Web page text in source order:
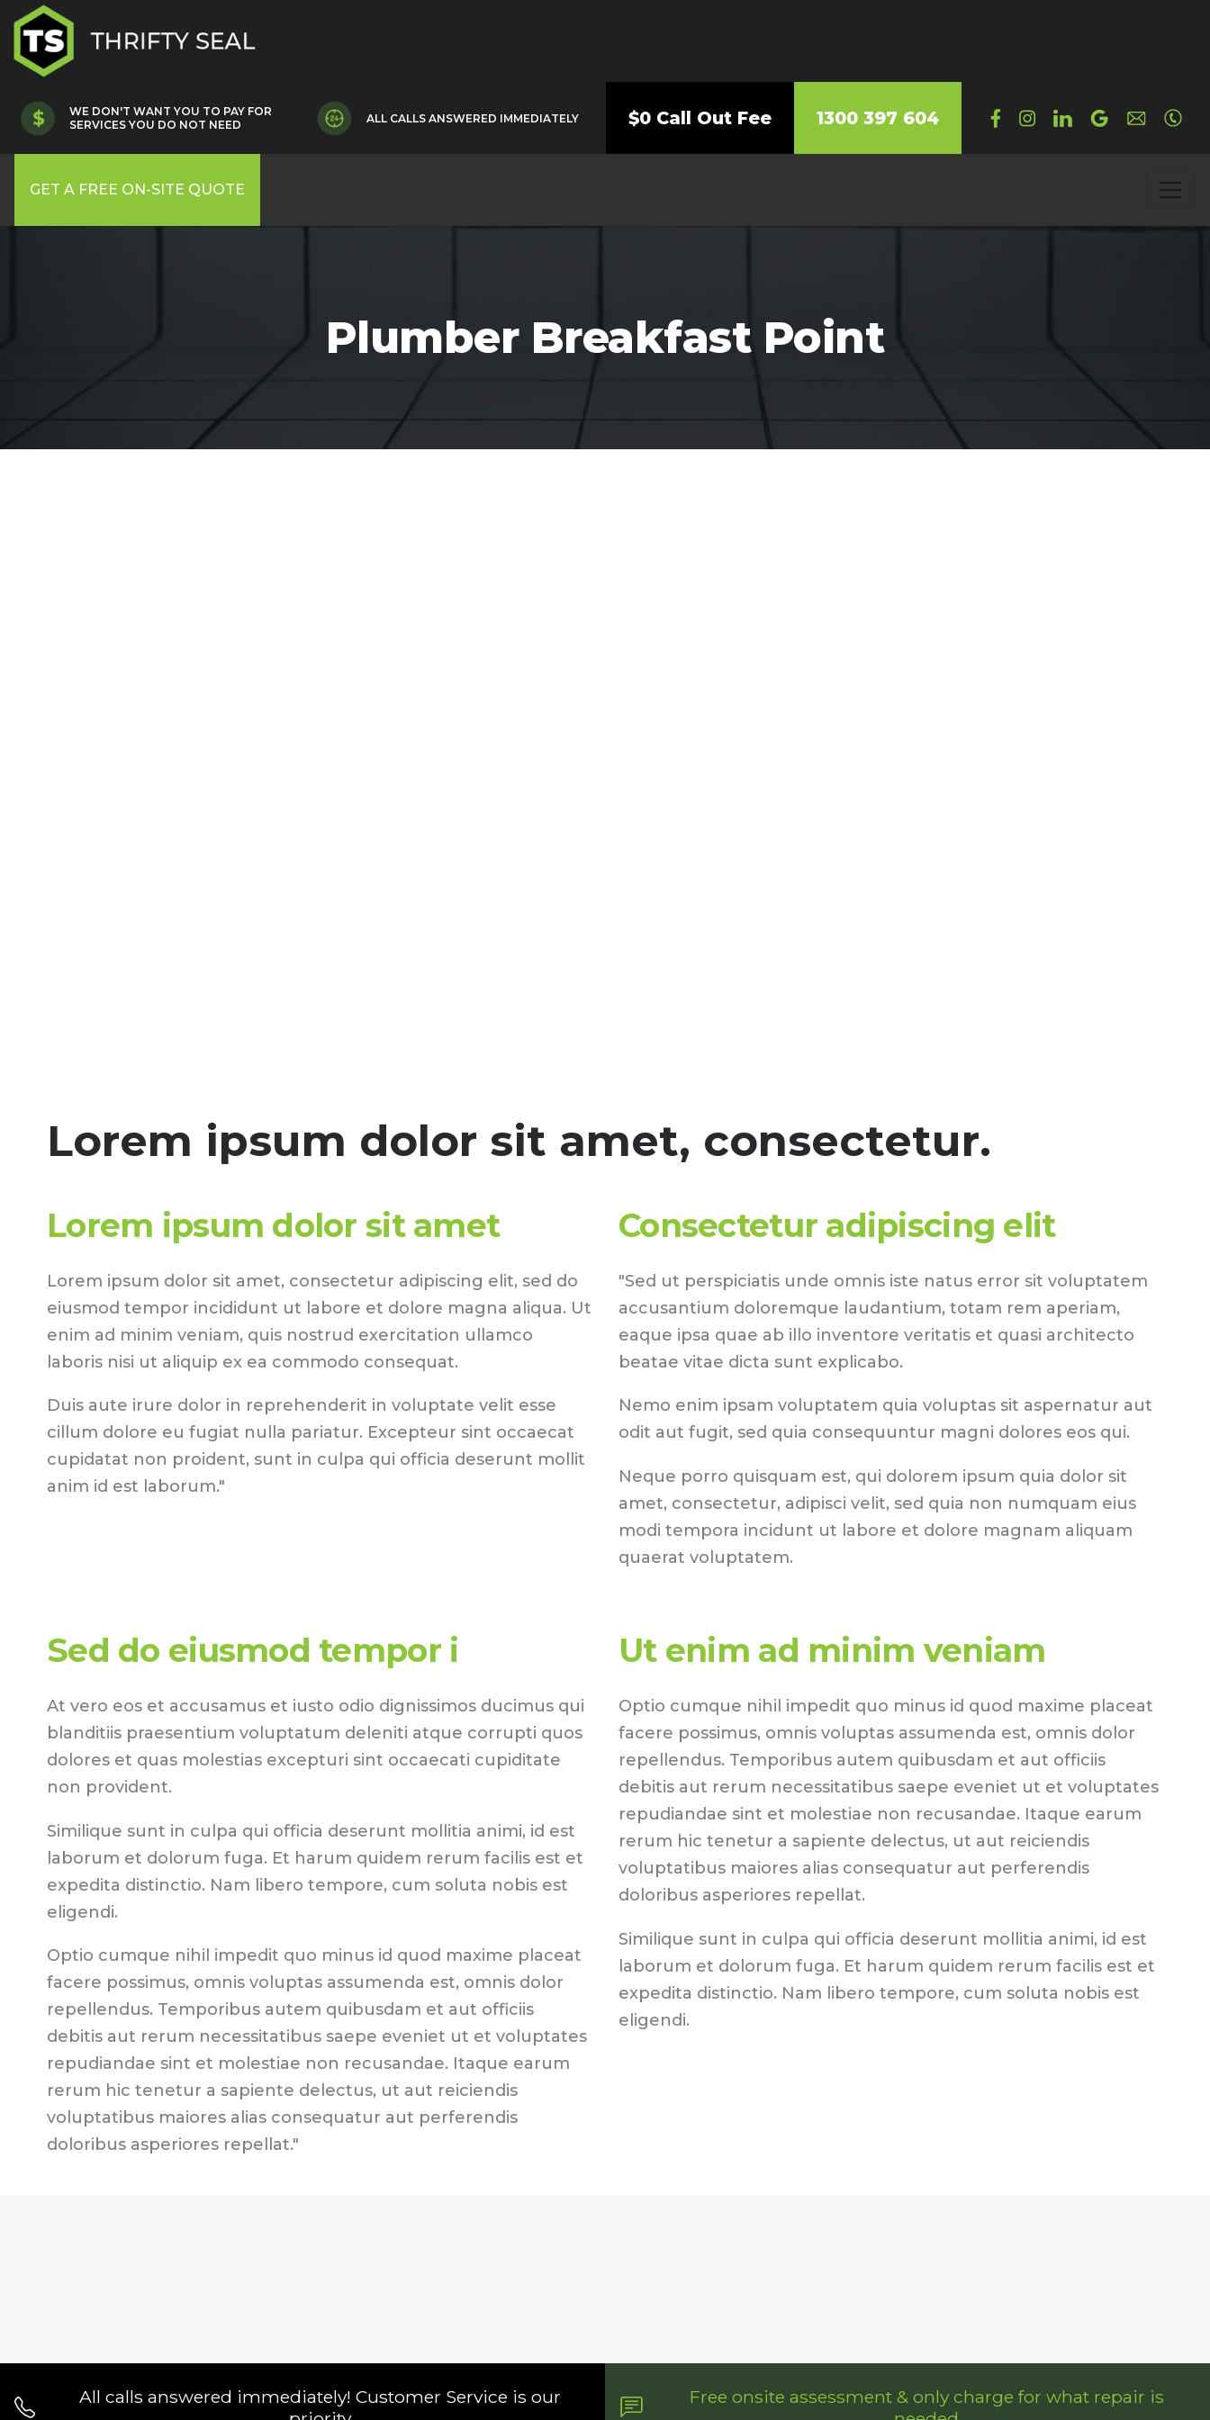
WE DON'T WANT YOU TO PAY FOR
SERVICES YOU DO NOT NEED
ALL CALLS ANSWERED IMMEDIATELY $0 Call Out Fee 1300 397 604
GET A FREE ON-SITE QUOTE
Plumber Breakfast Point
Lorem ipsum dolor sit amet, consectetur.
Lorem ipsum dolor sit amet
Lorem ipsum dolor sit amet, consectetur adipiscing elit, sed do
eiusmod tempor incididunt ut labore et dolore magna aliqua. Ut
enim ad minim veniam, quis nostrud exercitation ullamco
laboris nisi ut aliquip ex ea commodo consequat.
Duis aute irure dolor in reprehenderit in voluptate velit esse
cillum dolore eu fugiat nulla pariatur. Excepteur sint occaecat
cupidatat non proident, sunt in culpa qui officia deserunt mollit
anim id est laborum."
Consectetur adipiscing elit
"Sed ut perspiciatis unde omnis iste natus error sit voluptatem
accusantium doloremque laudantium, totam rem aperiam,
eaque ipsa quae ab illo inventore veritatis et quasi architecto
beatae vitae dicta sunt explicabo.
Nemo enim ipsam voluptatem quia voluptas sit aspernatur aut
odit aut fugit, sed quia consequuntur magni dolores eos qui.
Neque porro quisquam est, qui dolorem ipsum quia dolor sit
amet, consectetur, adipisci velit, sed quia non numquam eius
modi tempora incidunt ut labore et dolore magnam aliquam
quaerat voluptatem.
Sed do eiusmod tempor i
At vero eos et accusamus et iusto odio dignissimos ducimus qui
blanditiis praesentium voluptatum deleniti atque corrupti quos
dolores et quas molestias excepturi sint occaecati cupiditate
non provident.
Similique sunt in culpa qui officia deserunt mollitia animi, id est
laborum et dolorum fuga. Et harum quidem rerum facilis est et
expedita distinctio. Nam libero tempore, cum soluta nobis est
eligendi.
Optio cumque nihil impedit quo minus id quod maxime placeat
facere possimus, omnis voluptas assumenda est, omnis dolor
repellendus. Temporibus autem quibusdam et aut officiis
debitis aut rerum necessitatibus saepe eveniet ut et voluptates
repudiandae sint et molestiae non recusandae. Itaque earum
rerum hic tenetur a sapiente delectus, ut aut reiciendis
voluptatibus maiores alias consequatur aut perferendis
doloribus asperiores repellat."
Ut enim ad minim veniam
Optio cumque nihil impedit quo minus id quod maxime placeat
facere possimus, omnis voluptas assumenda est, omnis dolor
repellendus. Temporibus autem quibusdam et aut officiis
debitis aut rerum necessitatibus saepe eveniet ut et voluptates
repudiandae sint et molestiae non recusandae. Itaque earum
rerum hic tenetur a sapiente delectus, ut aut reiciendis
voluptatibus maiores alias consequatur aut perferendis
doloribus asperiores repellat.
Similique sunt in culpa qui officia deserunt mollitia animi, id est
laborum et dolorum fuga. Et harum quidem rerum facilis est et
expedita distinctio. Nam libero tempore, cum soluta nobis est
eligendi.
All calls answered immediately! Customer Service is our
Free onsite assessment & only charge for what repair is